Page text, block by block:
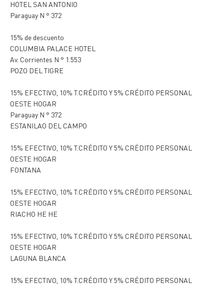
HOTEL SAN ANTONIO
Paraguay N ° 372
15% de descuento
COLUMBIA PALACE HOTEL
Av. Corrientes N ° 1.553
POZO DEL TIGRE
15% EFECTIVO, 10% T.CRÉDITO Y 5% CRÉDITO PERSONAL
OESTE HOGAR
Paraguay N ° 372
ESTANILAO DEL CAMPO
15% EFECTIVO, 10% T.CRÉDITO Y 5% CRÉDITO PERSONAL
OESTE HOGAR
FONTANA
15% EFECTIVO, 10% T.CRÉDITO Y 5% CRÉDITO PERSONAL
OESTE HOGAR
RIACHO HE HE
15% EFECTIVO, 10% T.CRÉDITO Y 5% CRÉDITO PERSONAL
OESTE HOGAR
LAGUNA BLANCA
15% EFECTIVO, 10% T.CRÉDITO Y 5% CRÉDITO PERSONAL